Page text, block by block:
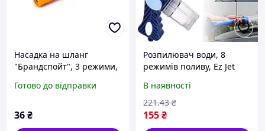
Насадка на шланг
"Брандспойт", 3 режими,
миття інвентарю Presto-
Готово до відправки
36₴
Розпилювач води, 8
режимів поливу, Ez Jet
на шланг водомет /
Водяна гармата / Насадка
на шланг
В наявності
155₴
221.43 ₴